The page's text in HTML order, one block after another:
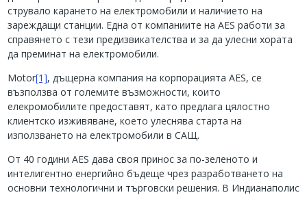
струвало карането на електромобили и наличието на
зареждащи станции. Една от компаниите на AES работи за
справянето с тези предизвикателства и за да улесни хората
да преминат на електромобили.
Motor[1], дъщерна компания на корпорацията AES, се
възползва от големите възможности, които
елекромобилите предоставят, като предлага цялостно
клиентско изживяване, което улеснява старта на
използването на електромобили в САЩ.
От 40 години AES дава своя принос за по-зеленото и
интелигентно енергийно бъдеще чрез разработването на
основни технологични и търговски решения. В Индианаполис